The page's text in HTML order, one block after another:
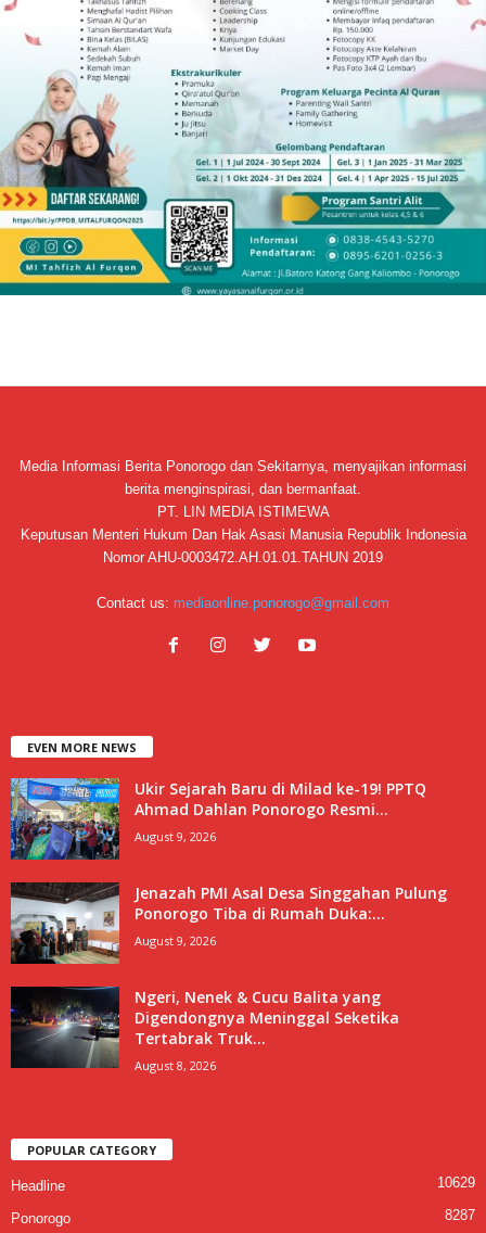
Media Informasi Berita Ponorogo dan Sekitarnya, menyajikan informasi
berita menginspirasi, dan bermanfaat.
PT. LIN MEDIA ISTIMEWA
Keputusan Menteri Hukum Dan Hak Asasi Manusia Republik Indonesia
Nomor AHU-0003472.AH.01.01.TAHUN 2019
Contact us: mediaonline.ponorogo@gmail.com
EVEN MORE NEWS
Ukir Sejarah Baru di Milad ke-19! PPTQ
Ahmad Dahlan Ponorogo Resmi...
August 9, 2026
Jenazah PMI Asal Desa Singgahan Pulung
Ponorogo Tiba di Rumah Duka:...
August 9, 2026
Ngeri, Nenek & Cucu Balita yang
Digendongnya Meninggal Seketika
Tertabrak Truk...
August 8, 2026
POPULAR CATEGORY
Headline 10629
Ponorogo 8287